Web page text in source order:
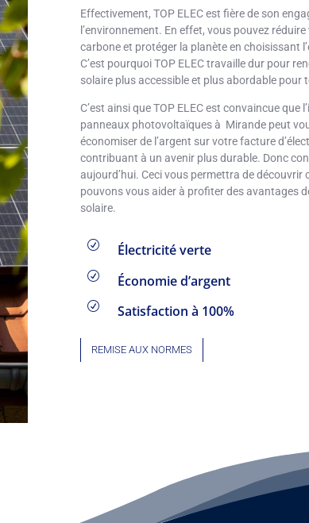
Effectivement, TOP ELEC est fière de son
l’environnement. En effet, vous pouvez
carbone et protéger la planète en choisissant
C’est pourquoi TOP ELEC travaille dur pour
solaire plus accessible et plus abordable pour
C’est ainsi que TOP ELEC est convaincue que
panneaux photovoltaïques à Mirande peut
économiser de l’argent sur votre facture
contribuant à un avenir plus durable. Donc
aujourd’hui. Ceci vous permettra de découvrir
pouvons vous aider à profiter des avantages
solaire.
R Électricité verte
R Économie d’argent
R Satisfaction à 100%
REMISE AUX NORMES